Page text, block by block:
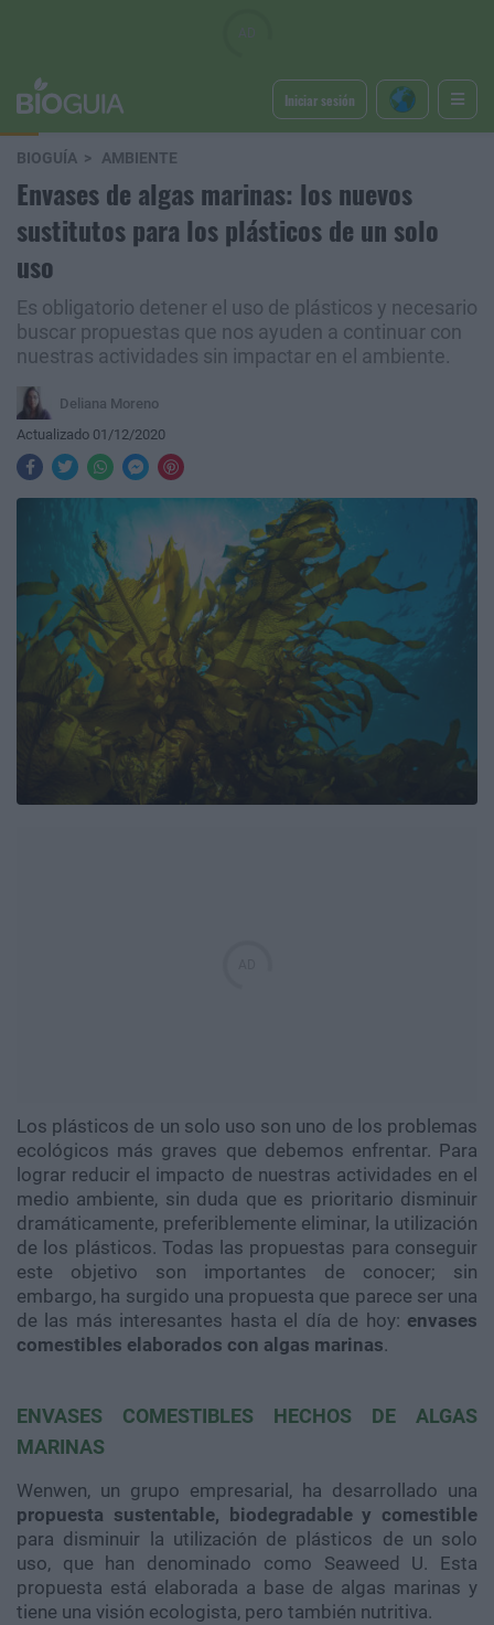
Iniciar sesión
BIOGUÍA AMBIENTE
Envases de algas marinas: los nuevos
sustitutos para los plásticos de un solo
uso
Es obligatorio detener el uso de plásticos y necesario
buscar propuestas que nos ayuden a continuar con
nuestras actividades sin impactar en el ambiente.
Deliana Moreno
Actualizado 01/12/2020
Los plásticos de un solo uso son uno de los problemas
ecológicos más graves que debemos enfrentar. Para
lograr reducir el impacto de nuestras actividades en el
medio ambiente, sin duda que es prioritario disminuir
dramáticamente, preferiblemente eliminar, la utilización
de los plásticos. Todas las propuestas para conseguir
este objetivo son importantes de conocer; sin
embargo, ha surgido una propuesta que parece ser una
de las más interesantes hasta el día de hoy: envases
comestibles elaborados con algas marinas.
ENVASES COMESTIBLES HECHOS DE ALGAS
MARINAS
Wenwen, un grupo empresarial, ha desarrollado una
propuesta sustentable, biodegradable y comestible
para disminuir la utilización de plásticos de un solo
uso, que han denominado como Seaweed U. Esta
propuesta está elaborada a base de algas marinas y
tiene una visión ecologista, pero también nutritiva.